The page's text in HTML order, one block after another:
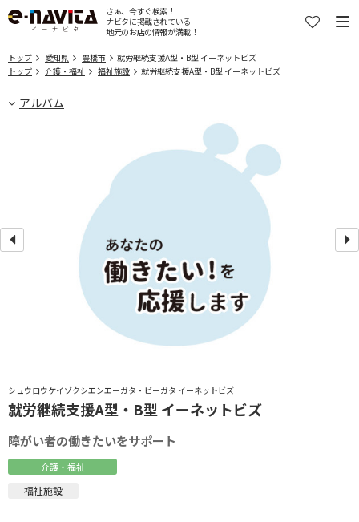
さぁ、今すぐ検索！
ナビタに掲載されている
地元のお店の情報が満載！
トップ 愛知県 豊橋市
就労継続支援A型・B型 イーネットビズ
トップ
介護・福祉 福祉施設 就労継続支援A型・B型 イーネットビズ
アルバム
シュウロウケイゾクシエンエーガタ・ビーガタ イーネットビズ
就労継続支援A型・B型 イーネットビズ
障がい者の働きたいをサポート
介護・福祉
福祉施設